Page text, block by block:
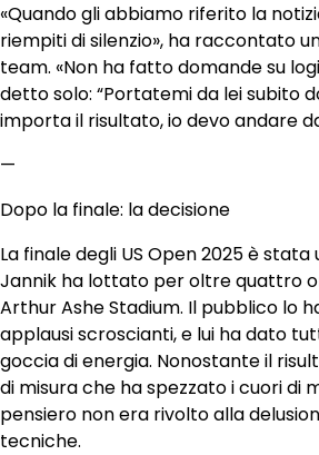
«Quando gli abbiamo riferito la
riempiti di silenzio», ha raccontato
team. «Non ha fatto domande su
detto solo: “Portatemi da lei subito
importa il risultato, io devo andare
—
Dopo la finale: la decisione
La finale degli US Open 2025 è
Jannik ha lottato per oltre quattro
Arthur Ashe Stadium. Il pubblico lo
applausi scroscianti, e lui ha dato
goccia di energia. Nonostante il
di misura che ha spezzato i cuori di
pensiero non era rivolto alla
tecniche.